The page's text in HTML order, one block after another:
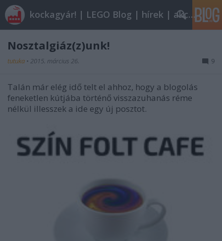
kockagyár! | LEGO Blog | hírek | akciók |
Nosztalgiáz(z)unk!
tutuka • 2015. március 26. 9
Talán már elég idő telt el ahhoz, hogy a blogolás
feneketlen kútjába történő visszazuhanás réme
nélkül illesszek a ide egy új posztot.